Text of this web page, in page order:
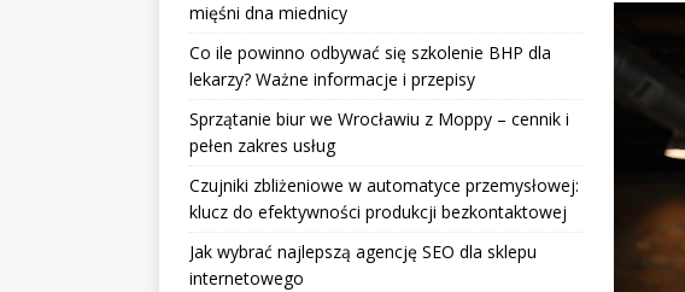
mięśni dna miednicy
Co ile powinno odbywać się szkolenie BHP dla
lekarzy? Ważne informacje i przepisy
Sprzątanie biur we Wrocławiu z Moppy – cennik i
pełen zakres usług
Czujniki zbliżeniowe w automatyce przemysłowej:
klucz do efektywności produkcji bezkontaktowej
Jak wybrać najlepszą agencję SEO dla sklepu
internetowego